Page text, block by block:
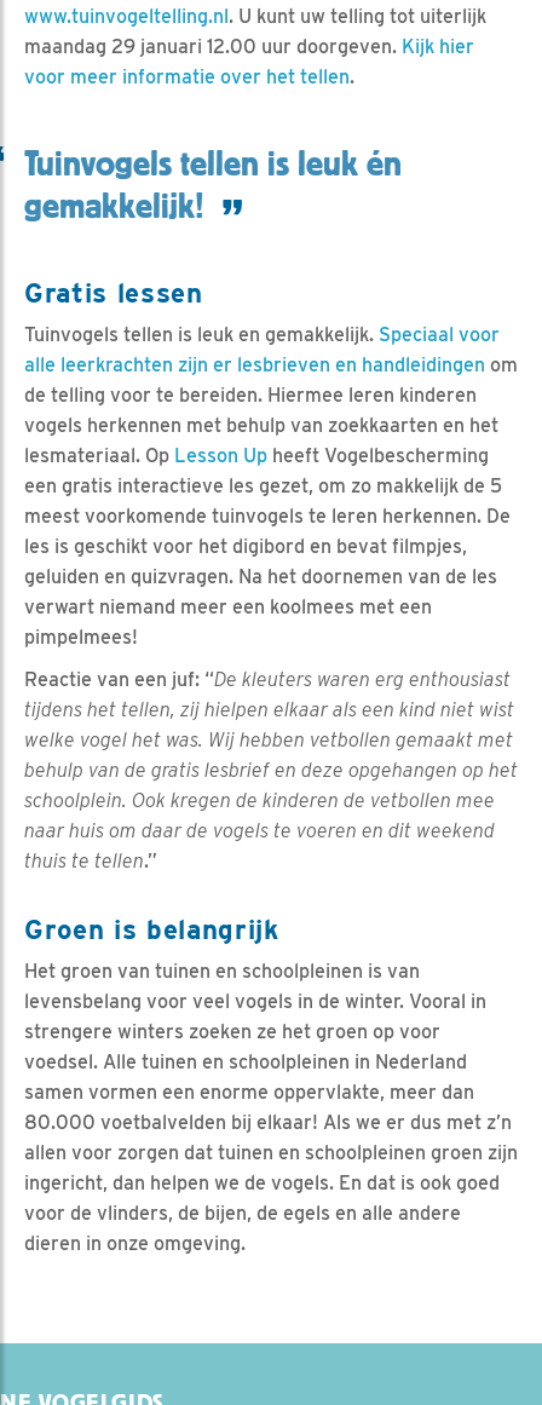
www.tuinvogeltelling.nl. U kunt uw telling tot uiterlijk
maandag 29 januari 12.00 uur doorgeven. Kijk hier
voor meer informatie over het tellen.
Tuinvogels tellen is leuk én
gemakkelijk!
Gratis lessen
Tuinvogels tellen is leuk en gemakkelijk. Speciaal voor
alle leerkrachten zijn er lesbrieven en handleidingen om
de telling voor te bereiden. Hiermee leren kinderen
vogels herkennen met behulp van zoekkaarten en het
lesmateriaal. Op Lesson Up heeft Vogelbescherming
een gratis interactieve les gezet, om zo makkelijk de 5
meest voorkomende tuinvogels te leren herkennen. De
les is geschikt voor het digibord en bevat filmpjes,
geluiden en quizvragen. Na het doornemen van de les
verwart niemand meer een koolmees met een
pimpelmees!
Reactie van een juf: “De kleuters waren erg enthousiast
tijdens het tellen, zij hielpen elkaar als een kind niet wist
welke vogel het was. Wij hebben vetbollen gemaakt met
behulp van de gratis lesbrief en deze opgehangen op het
schoolplein. Ook kregen de kinderen de vetbollen mee
naar huis om daar de vogels te voeren en dit weekend
thuis te tellen.”
Groen is belangrijk
Het groen van tuinen en schoolpleinen is van
levensbelang voor veel vogels in de winter. Vooral in
strengere winters zoeken ze het groen op voor
voedsel. Alle tuinen en schoolpleinen in Nederland
samen vormen een enorme oppervlakte, meer dan
80.000 voetbalvelden bij elkaar! Als we er dus met z’n
allen voor zorgen dat tuinen en schoolpleinen groen zijn
ingericht, dan helpen we de vogels. En dat is ook goed
voor de vlinders, de bijen, de egels en alle andere
dieren in onze omgeving.